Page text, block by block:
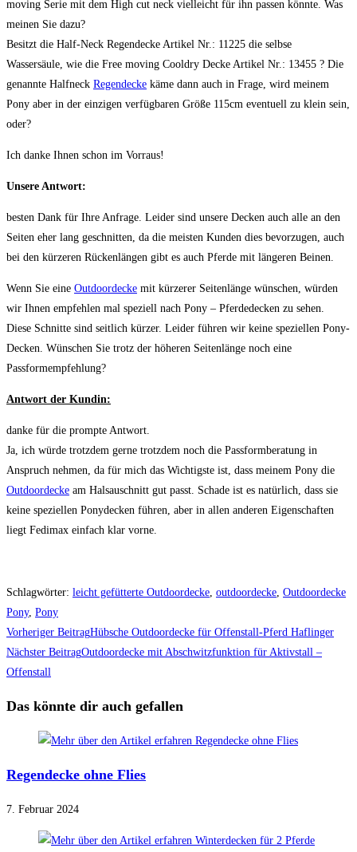
moving Serie mit dem High cut neck vielleicht für ihn passen könnte. Was
meinen Sie dazu?
Besitzt die Half-Neck Regendecke Artikel Nr.: 11225 die selbse
Wassersäule, wie die Free moving Cooldry Decke Artikel Nr.: 13455 ? Die
genannte Halfneck Regendecke käme dann auch in Frage, wird meinem
Pony aber in der einzigen verfügbaren Größe 115cm eventuell zu klein sein,
oder?
Ich danke Ihnen schon im Vorraus!
Unsere Antwort:
besten Dank für Ihre Anfrage. Leider sind unsere Decken auch alle an den
Seiten eher lang geschnitten, da die meisten Kunden dies bevorzugen, auch
bei den kürzeren Rückenlängen gibt es auch Pferde mit längeren Beinen.
Wenn Sie eine Outdoordecke mit kürzerer Seitenlänge wünschen, würden
wir Ihnen empfehlen mal speziell nach Pony – Pferdedecken zu sehen.
Diese Schnitte sind seitlich kürzer. Leider führen wir keine speziellen Pony-
Decken. Wünschen Sie trotz der höheren Seitenlänge noch eine
Passformempfehlung?
Antwort der Kundin:
danke für die prompte Antwort.
Ja, ich würde trotzdem gerne trotzdem noch die Passformberatung in
Anspruch nehmen, da für mich das Wichtigste ist, dass meinem Pony die
Outdoordecke am Halsauschnitt gut passt. Schade ist es natürlich, dass sie
keine speziellen Ponydecken führen, aber in allen anderen Eigenschaften
liegt Fedimax einfach klar vorne.
Schlagwörter: leicht gefütterte Outdoordecke, outdoordecke, Outdoordecke
Pony, Pony
Weitere
Artikel
ansehen
Vorheriger BeitragHübsche Outdoordecke für Offenstall-Pferd Haflinger
Nächster BeitragOutdoordecke mit Abschwitzfunktion für Aktivstall –
Offenstall
Das könnte dir auch gefallen
Regendecke ohne Flies
7. Februar 2024